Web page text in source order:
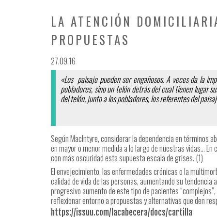
LA ATENCIÓN
PROPUESTAS
27.09.16
«Los paisaje pueden ser engañosos.A veces da la
pobladores, sino un telón detrás del cual tienen lugar
del telón, junto a los pobladores, los referentes del
Según MacIntyre, considerar la dependencia en términos
en mayor o menor medida a lo largo de nuestras vidas…
con más oscuridad esta supuesta escala de grises. (1)
El envejecimiento, las enfermedades crónicas o la
calidad de vida de las personas, aumentando su
progresivo aumento de este tipo de pacientes
reflexionar entorno a propuestas y alternativas que den
https://issuu.com/lacabecera/docs/cartilla